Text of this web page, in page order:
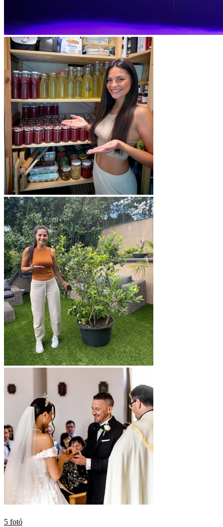
5 fotó